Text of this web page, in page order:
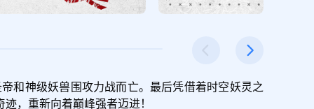
和神级妖兽围攻力战而亡。最后凭借着时空妖灵之
，重新向着巅峰强者迈进！